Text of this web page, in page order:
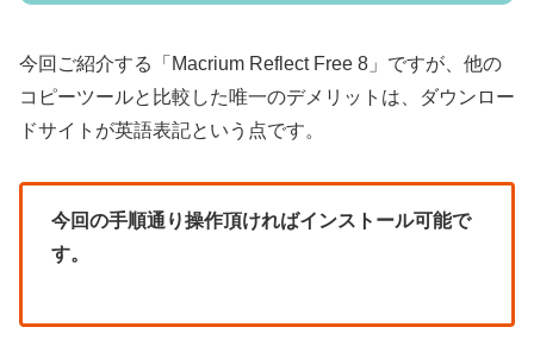
今回ご紹介する「Macrium Reflect Free 8」ですが、他の
コピーツールと比較した唯一のデメリットは、ダウンロー
ドサイトが英語表記という点です。
今回の手順通り操作頂ければインストール可能で
す。